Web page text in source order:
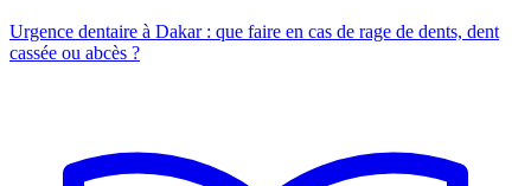
Urgence dentaire à Dakar : que faire en cas de rage de dents, dent
cassée ou abcès ?